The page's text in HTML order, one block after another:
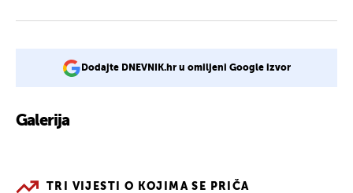
Dodajte DNEVNIK.hr u omiljeni Google izvor
Galerija
TRI VIJESTI O KOJIMA SE PRIČA